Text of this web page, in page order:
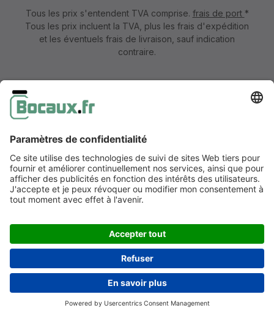
Tous les prix s'entendent TVA comprise. frais de port *
Tous les prix incluent la TVA, plus les frais d'expédition
et les éventuels frais de livraison, sauf indication
contraire.
Information & formulaire de rétractation
CGV avec informations aux clients
Déclaration de confidentialité
Accessibilité
Réalisé par coolbax.de